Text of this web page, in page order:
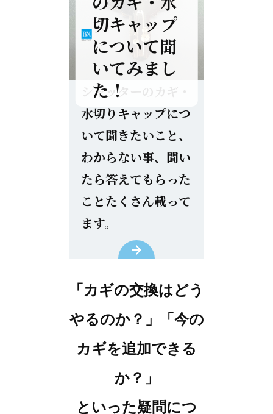
切キャップ
について聞
いてみまし
た！
シャッターのカギ・
水切りキャップにつ
いて聞きたいこと、
わからない事、聞い
たら答えてもらった
ことたくさん載って
ます。
「カギの交換はどう
やるのか？」「今の
カギを追加できる
か？」
といった疑問につ